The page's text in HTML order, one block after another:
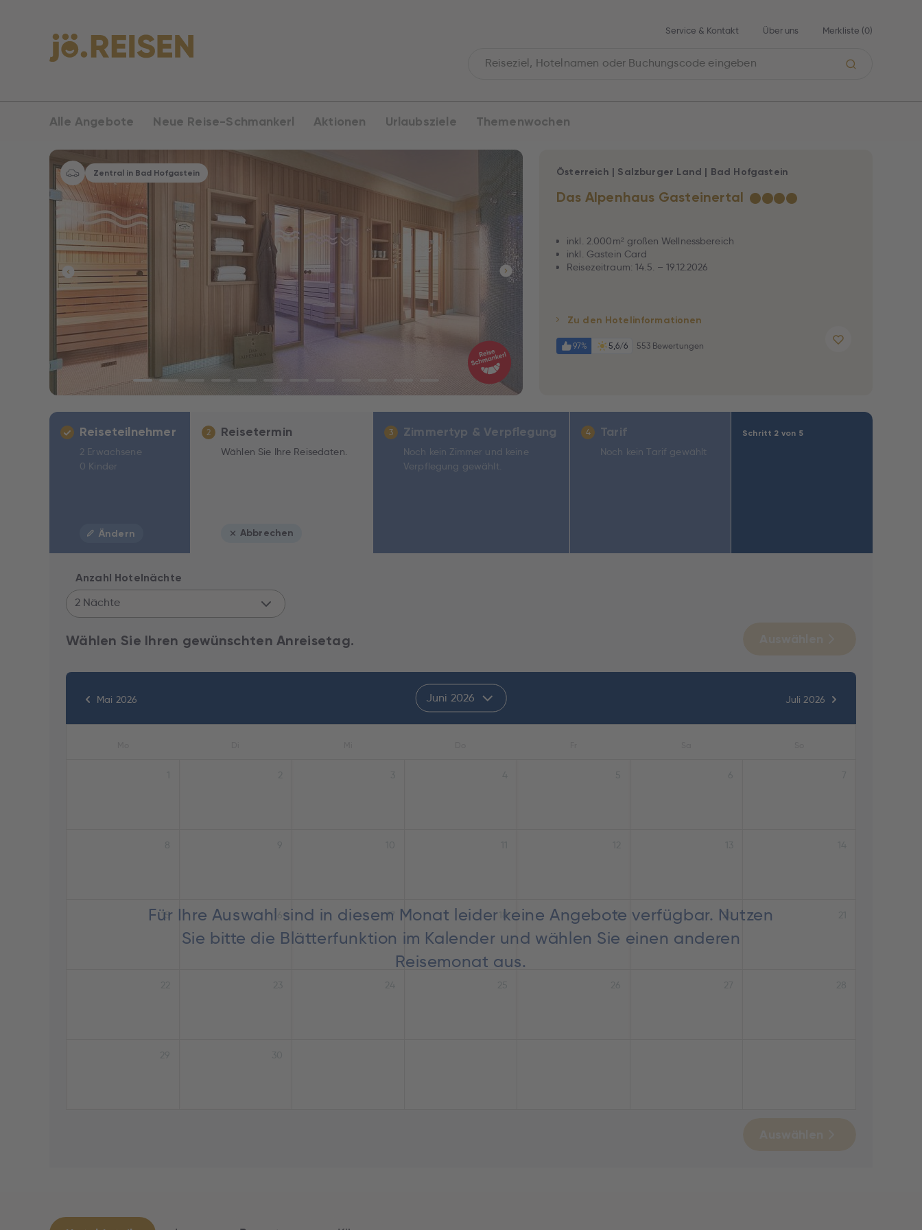
Service & Kontakt Über uns Merkliste (0)
Alle Angebote Neue Reise-Schmankerl Aktionen Urlaubsziele Themenwochen
Zentral in Bad Hofgastein
Das Alpenhaus Gasteinertal ★★★★
Österreich | Salzburger Land | Bad Hofgastein
inkl. 2.000m² großen Wellnessbereich
inkl. Gastein Card
Reisezeitraum: 14.5. – 19.12.2026
Zu den Hotelinformationen
97% 5,6/6 553 Bewertungen
Schritt 2 von 5
Reiseteilnehmer
2 Erwachsene
0 Kinder
Ändern
2 Reisetermin
Wählen Sie Ihre Reisedaten.
Abbrechen
Anzahl Hotelnächte
2 Nächte
Wählen Sie Ihren gewünschten Anreisetag.
Mai 2026 Juni 2026 Juli 2026
Für Ihre Auswahl sind in diesem Monat leider keine Angebote verfügbar. Nutzen
Sie bitte die Blätterfunktion im Kalender und wählen Sie einen anderen
Reisemonat aus.
15 17 18 19 20
3 Zimmertyp & Verpflegung
Noch kein Zimmer und keine
Verpflegung gewählt.
4 Tarif
Noch kein Tarif gewählt